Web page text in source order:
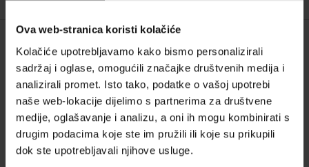
Ova web-stranica koristi kolačiće
Kolačiće upotrebljavamo kako bismo personalizirali
sadržaj i oglase, omogućili značajke društvenih medija i
analizirali promet. Isto tako, podatke o vašoj upotrebi
naše web-lokacije dijelimo s partnerima za društvene
medije, oglašavanje i analizu, a oni ih mogu kombinirati s
drugim podacima koje ste im pružili ili koje su prikupili
dok ste upotrebljavali njihove usluge.
O NAMA
O nama
OBRAZAC ZA KONTAKT
Kontakt